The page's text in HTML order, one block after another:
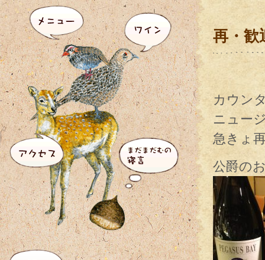
再・歓
カウン
ニュー
急きょ
公爵の